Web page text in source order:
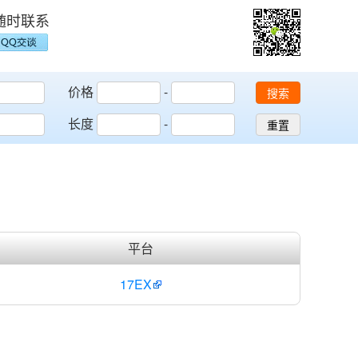
时联系
价格
-
长度
-
搜索
重置
平台
17EX